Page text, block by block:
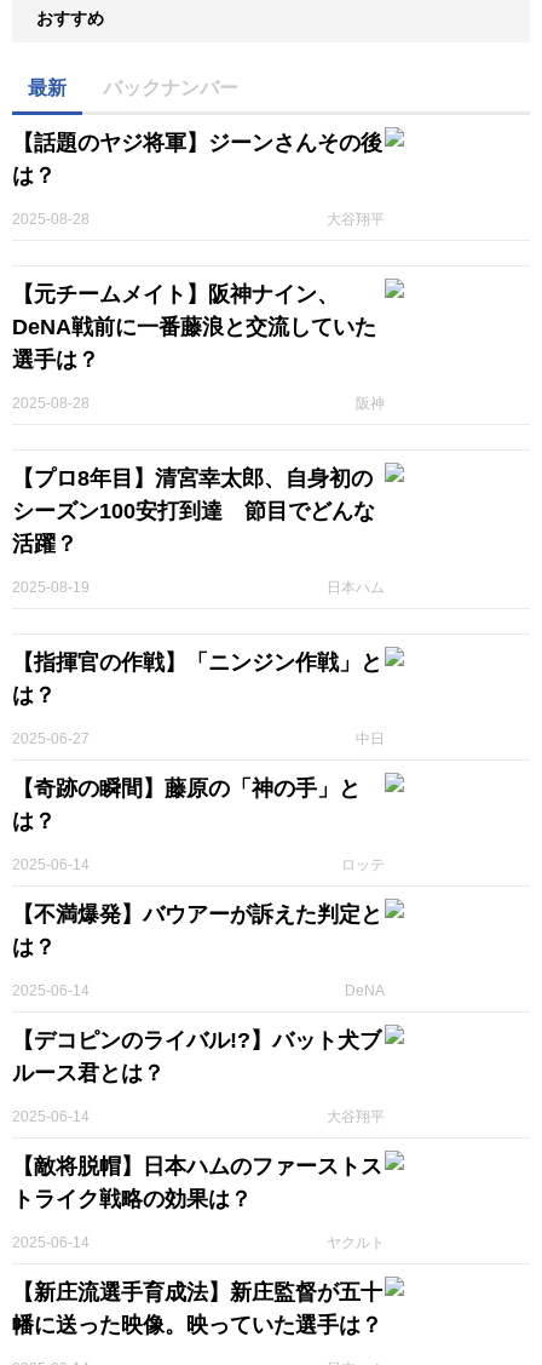
おすすめ
最新 バックナンバー
【話題のヤジ将軍】ジーンさんその後
は？
大谷翔平
2025-08-28
【元チームメイト】阪神ナイン、
DeNA戦前に一番藤浪と交流していた
選手は？
阪神
2025-08-28
【プロ8年目】清宮幸太郎、自身初の
シーズン100安打到達 節目でどんな
活躍？
日本ハム
2025-08-19
【指揮官の作戦】「ニンジン作戦」と
は？
中日
2025-06-27
【奇跡の瞬間】藤原の「神の手」と
は？
ロッテ
2025-06-14
【不満爆発】バウアーが訴えた判定と
は？
DeNA
2025-06-14
【デコピンのライバル!?】バット犬ブ
ルース君とは？
大谷翔平
2025-06-14
【敵将脱帽】日本ハムのファーストス
トライク戦略の効果は？
ヤクルト
2025-06-14
【新庄流選手育成法】新庄監督が五十
幡に送った映像。映っていた選手は？